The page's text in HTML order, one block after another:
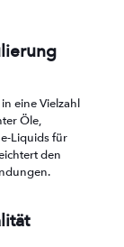
eine Vielzahl
Öle,
Liquids für
den